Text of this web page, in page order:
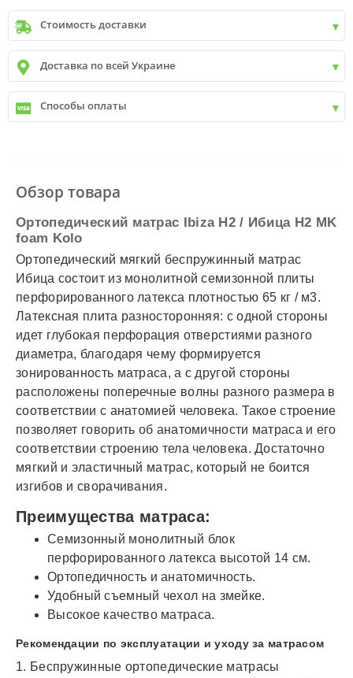
Стоимость доставки
Киевдо9999 грн. -400 грн.
Киевот9999 грн - БЕСПЛАТНО
Киев пригород +30 грн\км
Доставка по всей Украине
✓Новая почта
✓Деливери
✓Автолюкс
Способы оплаты
✓ Подробнее
Обзор товара
Ортопедический матрас Ibiza H2 / Ибица H2 MK
foam Kolo
Ортопедический мягкий беспружинный матрас
Ибица состоит из монолитной семизонной плиты
перфорированного латекса плотностью 65 кг / м3.
Латексная плита разносторонняя: с одной стороны
идет глубокая перфорация отверстиями разного
диаметра, благодаря чему формируется
зонированность матраса, а с другой стороны
расположены поперечные волны разного размера в
соответствии с анатомией человека. Такое строение
позволяет говорить об анатомичности матраса и его
соответствии строению тела человека. Достаточно
мягкий и эластичный матрас, который не боится
изгибов и сворачивания.
Преимущества матраса:
Семизонный монолитный блок
перфорированного латекса высотой 14 см.
Ортопедичность и анатомичность.
Удобный съемный чехол на змейке.
Высокое качество матраса.
Рекомендации по эксплуатации и уходу за матрасом
1. Беспружинные ортопедические матрасы